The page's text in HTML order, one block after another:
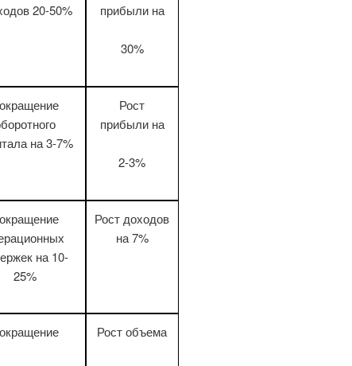
20-50%
прибыли на
30%
на 3-7%
Рост
прибыли на
2-3%
на 10-
25%
Рост доходов
на 7%
Рост объема